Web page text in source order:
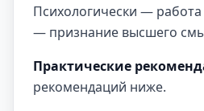
Психологически —
— признание высшего
Практические
рекомендаций ниже.